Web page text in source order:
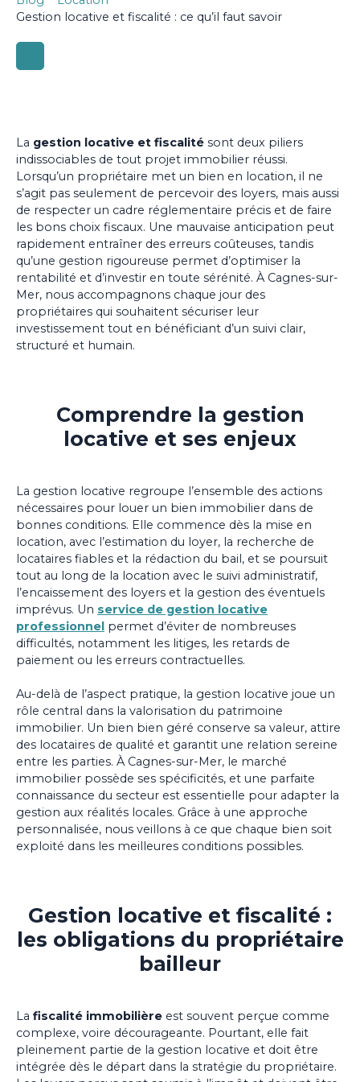
Gestion locative et fiscalité : ce qu’il faut savoir
La gestion locative et fiscalité sont deux piliers
indissociables de tout projet immobilier réussi.
Lorsqu’un propriétaire met un bien en location, il ne
s’agit pas seulement de percevoir des loyers, mais aussi
de respecter un cadre réglementaire précis et de faire
les bons choix fiscaux. Une mauvaise anticipation peut
rapidement entraîner des erreurs coûteuses, tandis
qu’une gestion rigoureuse permet d’optimiser la
rentabilité et d’investir en toute sérénité. À Cagnes-sur-
Mer, nous accompagnons chaque jour des
propriétaires qui souhaitent sécuriser leur
investissement tout en bénéficiant d’un suivi clair,
structuré et humain.
Comprendre la gestion
locative et ses enjeux
La gestion locative regroupe l’ensemble des actions
nécessaires pour louer un bien immobilier dans de
bonnes conditions. Elle commence dès la mise en
location, avec l’estimation du loyer, la recherche de
locataires fiables et la rédaction du bail, et se poursuit
tout au long de la location avec le suivi administratif,
l’encaissement des loyers et la gestion des éventuels
imprévus. Un service de gestion locative
professionnel permet d’éviter de nombreuses
difficultés, notamment les litiges, les retards de
paiement ou les erreurs contractuelles.
Au-delà de l’aspect pratique, la gestion locative joue un
rôle central dans la valorisation du patrimoine
immobilier. Un bien bien géré conserve sa valeur, attire
des locataires de qualité et garantit une relation sereine
entre les parties. À Cagnes-sur-Mer, le marché
immobilier possède ses spécificités, et une parfaite
connaissance du secteur est essentielle pour adapter la
gestion aux réalités locales. Grâce à une approche
personnalisée, nous veillons à ce que chaque bien soit
exploité dans les meilleures conditions possibles.
Gestion locative et fiscalité :
les obligations du propriétaire
bailleur
La fiscalité immobilière est souvent perçue comme
complexe, voire décourageante. Pourtant, elle fait
pleinement partie de la gestion locative et doit être
intégrée dès le départ dans la stratégie du propriétaire.